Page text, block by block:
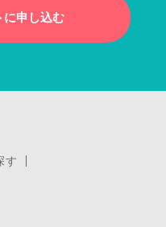
に申し込む
す